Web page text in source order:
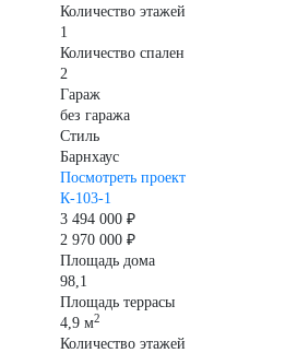
Количество этажей
1
Количество спален
2
Гараж
без гаража
Стиль
Барнхаус
Посмотреть проект
К-103-1
3 494 000 ₽
2 970 000 ₽
Площадь дома
98,1
Площадь террасы
4,9 м2
Количество этажей